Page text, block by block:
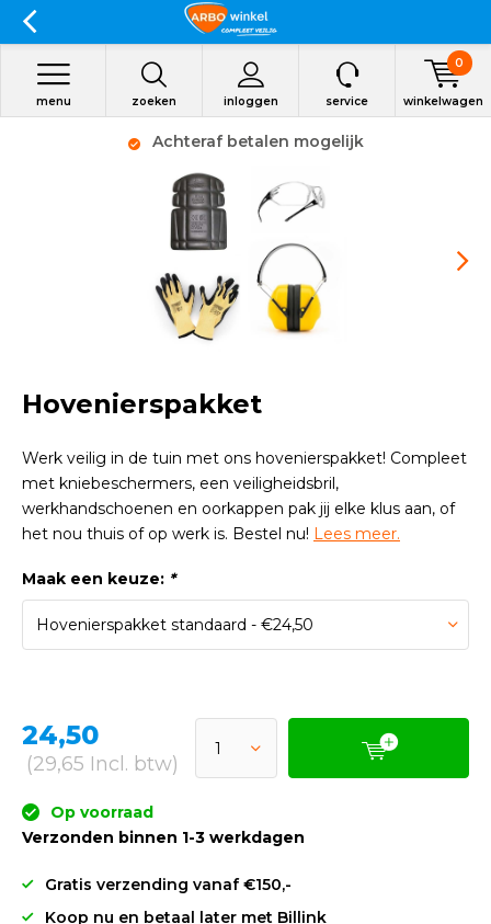
zoeken inloggen
menu service winkelwagen
0
Achteraf betalen mogelijk
Hovenierspakket
Werk veilig in de tuin met ons hovenierspakket! Compleet
met kniebeschermers, een veiligheidsbril,
werkhandschoenen en oorkappen pak jij elke klus aan, of
het nou thuis of op werk is. Bestel nu! Lees meer.
Maak een keuze: *
24,50
(29,65 Incl. btw)
Op voorraad
Verzonden binnen 1-3 werkdagen
Gratis verzending vanaf €150,-
Koop nu en betaal later met Billink